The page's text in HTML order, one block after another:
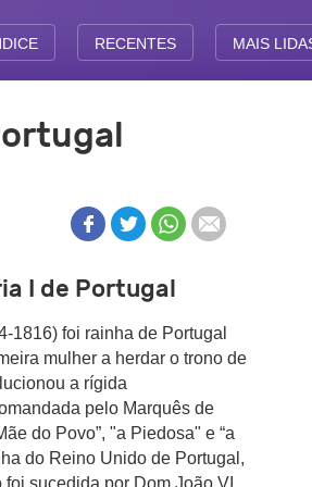
RECENTES MAIS
I de Portugal
1816) foi rainha de Portugal
mulher a herdar o trono de
a rígida
pelo Marquês de
do Povo”, "a Piedosa" e “a
do Reino Unido de Portugal,
sucedida por Dom João VI.